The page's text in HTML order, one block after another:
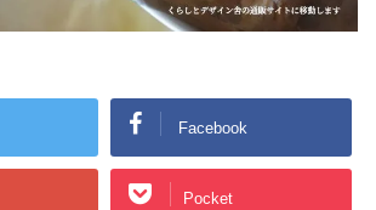
Facebook
Pocket